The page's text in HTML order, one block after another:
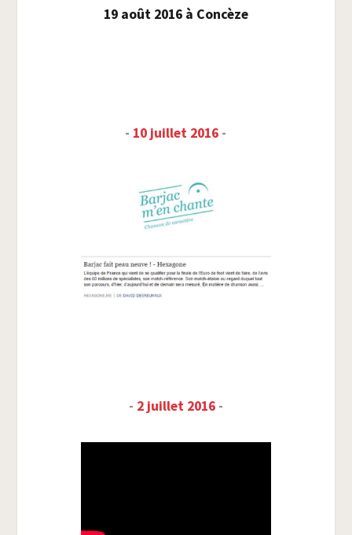
19 août 2016 à Concèze
- 10 juillet 2016 -
- 2 juillet 2016 -